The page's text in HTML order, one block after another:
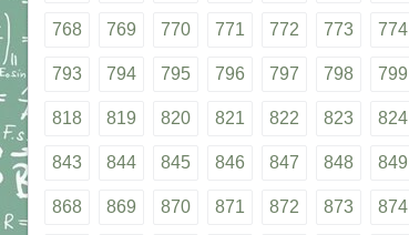
768 769 770 771 772 773 774
793 794 795 796 797 798 799
818 819 820 821 822 823 824
843 844 845 846 847 848 849
868 869 870 871 872 873 874